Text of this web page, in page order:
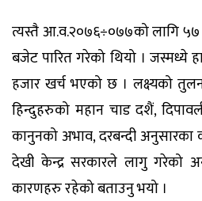
त्यस्तै आ.व.२०७६÷०७७को लागि
बजेट पारित गरेको थियो ।
हजार खर्च भएको छ । लक्ष्यको
हिन्दुहरुको महान चाड दशैं,
कानुनको अभाव, दरबन्दी अनुसारका
देखी केन्द्र सरकारले लागु गरेको
कारणहरु रहेको बताउनु भयो ।